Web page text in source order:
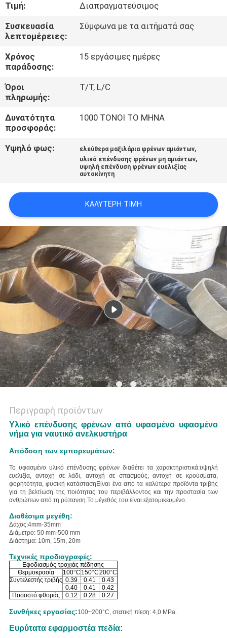
ΕΛΆΤΕ
ΣΕ
ΕΠΑΦΉ
ΜΕ
ΖΗΤΉΣΤΕ
ΈΝΑ
ΑΠΌΣΠΑΣΜΑ
PRIVACY
POLICY
Τιμή:
Διαπραγματεύσιμος
Συσκευασία
λεπτομέρειες:
Σύμφωνα με τα αιτήματά σας
Χρόνος
παράδοσης:
15 εργάσιμες ημέρες
Όροι
πληρωμής:
T/T, L/C
Δυνατότητα
προσφοράς:
1000 ΤΟΝΟΙ ΤΟ ΜΗΝΑ
Υψηλό φως: ελεύθερα μαξιλάρια φρένων αμιάντων,
υλικό επένδυσης φρένων μη αμιάντων,
υψηλή επένδυση φρένων ευελιξίας
αυτοκίνητη
ΚΑΛΎΤΕΡΗ ΤΙΜΉ
Περιγραφή προϊόντων
Υλικό επένδυσης φρένων από υφασμένο υφασμένο
νήμα για ναυτικό ανελκυστήρα
Απόδοση των εμπορευμάτων:
Το υφασμένο υλικό επένδυσης φρένων διαθέτει τα χαρακτηριστικά:υψηλή
ευελιξία, αντοχή σε λάδι, αντοχή σε σπασμούς, αντοχή σε κρούσματα,
φορητότητα, φυσική κατάσταση Είναι ένα από τα καλύτερα προϊόντα τριβής
για τη βελτίωση της ποιότητας του περιβάλλοντος και την προστασία των
ανθρώπων από τη ρύπανση.Το μέγεθός του είναι εξατομικευμένο.
Διαθέσιμα μεγέθη:
Δάχος:4mm-35mm
Διάμετρο: 50 mm-500 mm
Διάστημα: 10m, 15m, 20m
Τεχνικές προδιαγραφές:
Εφοδιασμός τροχιάς πέδησης
Θερμοκρασία
100°C 150°C200°C
Συντελεστής τριβής 0.39 0.41
0.43
0.40
0.41
0.42
Ποσοστό φθοράς
0.12 0.28 0.27
Συνθήκες εργασίας:100~200°C, στατική πίεση: 4,0 MPa.
Ευρύτατα εφαρμοστέα πεδία: